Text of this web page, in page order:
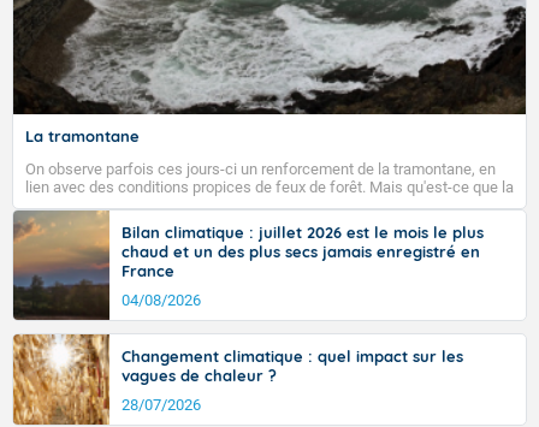
La tramontane
On observe parfois ces jours-ci un renforcement de la tramontane, en
lien avec des conditions propices de feux de forêt. Mais qu'est-ce que la
tramontane ? Quelles sont ses caractéristiques ? La tramontane est un
vent turbulent soufflant de secteur nord-ouest à nord, ou ouest à nord-
ouest, dans un secteur qui part du Roussillon à la vallée de l’Aude et à
l’ouest de l’Hérault. L’étymologie de ce vent vient du latin trasmontanus,
signifiant au-delà des monts, en allusion aux régions montagneuses
d’où provient ce vent.
Bilan climatique : juillet 2026 est le mois le plus
chaud et un des plus secs jamais enregistré en
France
04/08/2026
Changement climatique : quel impact sur les
vagues de chaleur ?
28/07/2026